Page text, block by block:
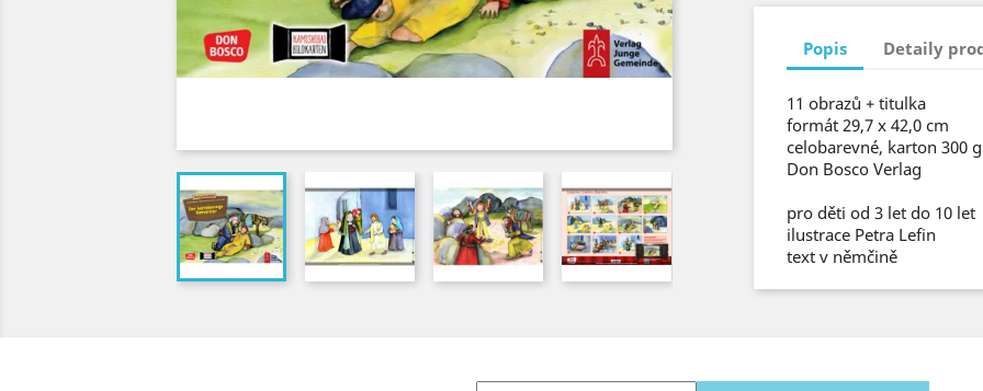
Popis Detaily
11 obrazů + titulka
formát 29,7 x 42,0 cm
celobarevné, karton 300 g
Don Bosco Verlag
pro děti od 3 let do 10 let
ilustrace Petra Lefin
text v němčině